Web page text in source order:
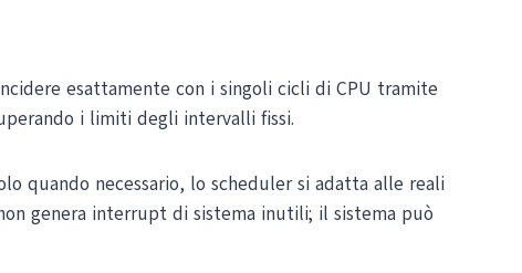
esattamente con i singoli cicli di CPU tramite
i limiti degli intervalli fissi.
quando necessario, lo scheduler si adatta alle reali
genera interrupt di sistema inutili; il sistema può